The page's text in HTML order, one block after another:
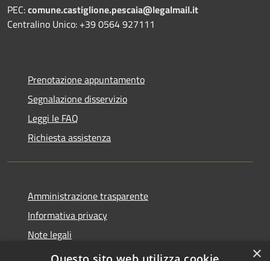
PEC:comune.castiglione.pescaia@legalmail.it
Centralino Unico: +39 0564 927111
Prenotazione appuntamento
Segnalazione disservizio
Leggi le FAQ
Richiesta assistenza
Amministrazione trasparente
Informativa privacy
Note legali
Dichiarazione di accessibilità
×